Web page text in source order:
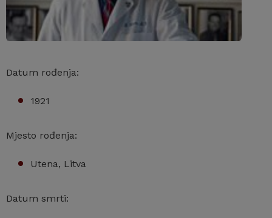
Datum rođenja:
1921
Mjesto rođenja:
Utena, Litva
Datum smrti: